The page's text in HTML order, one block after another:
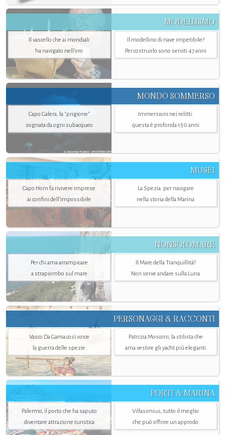
MODELLISMO
Il vascello che ai mondiali
ha navigato nell’oro
Il modellino di nave irripetibile?
Per costruirlo sono serviti 47 anni
MONDO SOMMERSO
Capo Galera, la "prigione"
sognata da ogni subacqueo
Immersioni nei relitti:
questa è profonda 150 anni
MUSEI
Capo Horn fa rivivere imprese
ai confini dell’impossibile
La Spezia. per navigare
nella storia della Marina
NONSOLOMARE
Per chi ama arrampicare
a strapiombo sul mare
Il Mare della Tranquillità?
Non serve andare sulla Luna
PERSONAGGI & RACCONTI
Vasco Da Gama così vince
la guerra delle spezie
Patrizia Mosconi, la stilista che
ama vestire gli yacht più eleganti
PORTI & MARINA
Palermo, il porto che ha saputo
diventare attrazione turistica
Villasimius, tutto il meglio
che può offrire un approdo